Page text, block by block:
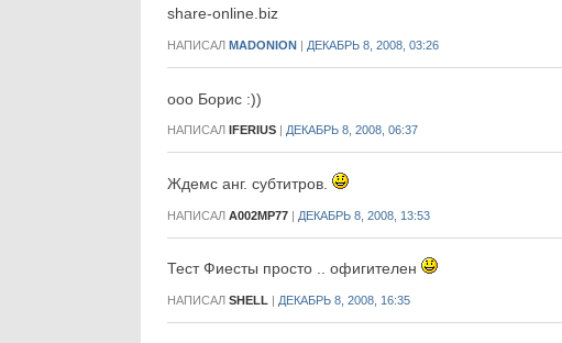
share-online.biz
НАПИСАЛ MADONION | ДЕКАБРЬ 8, 2008, 03:26
ооо Борис :))
НАПИСАЛ IFERIUS ДЕКАБРЬ 8, 2008, 06:37
Ждемс анг. субтитров.
НАПИСАЛ A002MP77 | ДЕКАБРЬ 8, 2008, 13:53
Тест Фиесты просто .. офигителен
НАПИСАЛ SHELL | ДЕКАБРЬ 8, 2008, 16:35